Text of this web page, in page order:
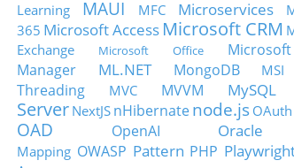
Learning
MAUI MFC Microservices
365 Microsoft Access Microsoft CRM
Exchange
Microsoft Office
Manager
ML.NET MongoDB MSI
Threading
MVC MVVM MySQL
Server NextJS nHibernatenode.js OAuth
OAD
OpenAI Oracle
Mapping OWASP Pattern PHP